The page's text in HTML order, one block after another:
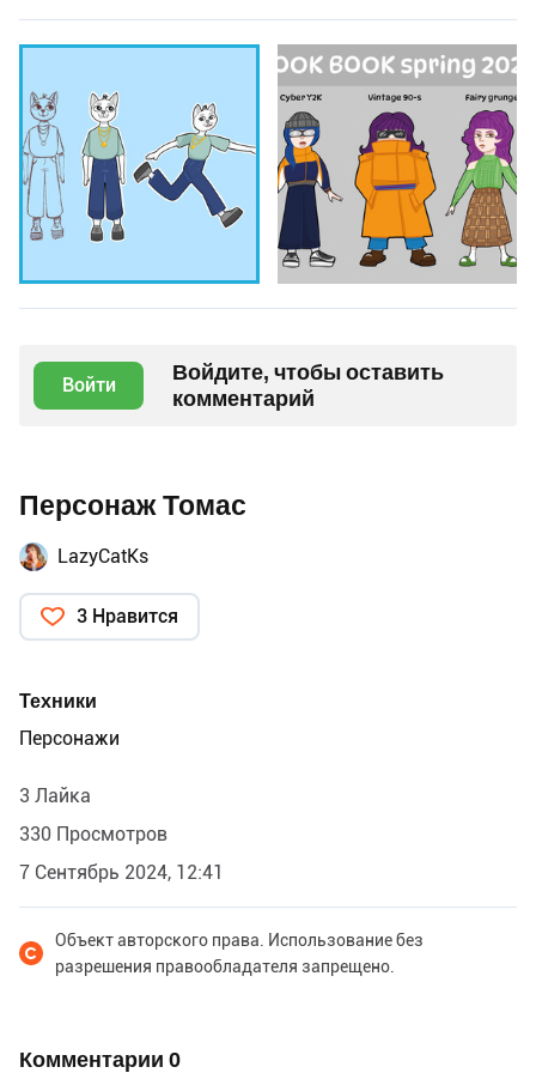
Войти
Войдите, чтобы оставить
комментарий
Персонаж Томас
LazyCatKs
3 Нравится
Техники
Персонажи
3 Лайка
330 Просмотров
7 Сентябрь 2024, 12:41
Объект авторского права. Использование без
разрешения правообладателя запрещено.
Комментарии 0